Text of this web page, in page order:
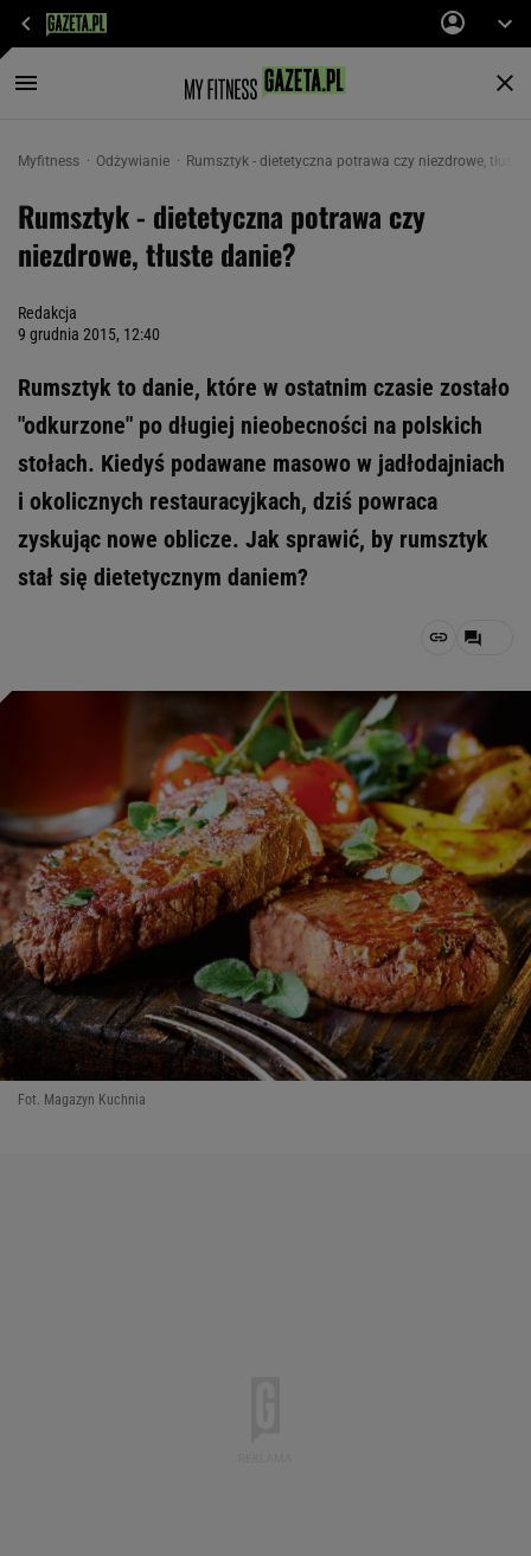
Myfitness Odżywianie Rumsztyk - dietetyczna potrawa czy niezdrowe, tłuste
Rumsztyk - dietetyczna potrawa czy
niezdrowe, tłuste danie?
Redakcja
9 grudnia 2015, 12:40
Rumsztyk to danie, które w ostatnim czasie zostało
"odkurzone" po długiej nieobecności na polskich
stołach. Kiedyś podawane masowo w jadłodajniach
i okolicznych restauracyjkach, dziś powraca
zyskując nowe oblicze. Jak sprawić, by rumsztyk
stał się dietetycznym daniem?
Fot. Magazyn Kuchnia